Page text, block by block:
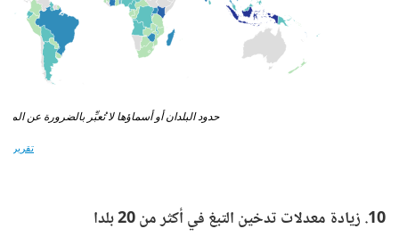
10. زيادة معدلات تدخين التبغ في أكثر من 20 بلدا